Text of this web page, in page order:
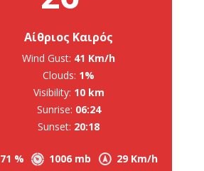
Αίθριος Καιρός
71 % 1006 mb 29 Km/h
Wind Gust: 41 Km/h
Clouds: 1%
Visibility: 10 km
Sunrise: 06:24
Sunset: 20:18